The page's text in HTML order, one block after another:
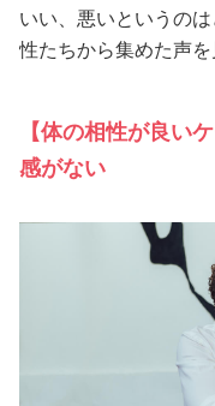
いい、悪いというの
性たちから集めた声を
【体の相性が良い
感がない